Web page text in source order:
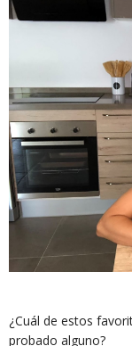
¿Cuál de estos
probado alguno?